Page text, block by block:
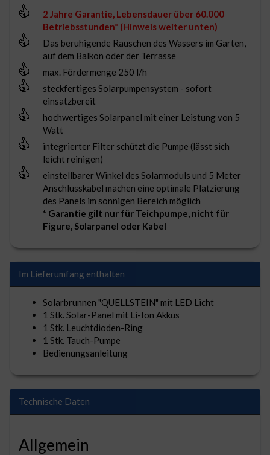
2 Jahre Garantie, Lebensdauer über 60.000
Betriebsstunden* (Hinweis weiter unten)
Das beruhigende Rauschen des Wassers im Garten,
auf dem Balkon oder der Terrasse
max. Fördermenge 250 l/h
steckfertiges Solarpumpensystem - sofort
einsatzbereit
hochwertiges Solarpanel mit einer Leistung von 5
Watt
integrierter Filter schützt die Pumpe (lässt sich
leicht reinigen)
einstellbarer Winkel des Solarmoduls und 5 Meter
Anschlusskabel machen eine optimale Platzierung
des Panels im sonnigen Bereich möglich
* Garantie gilt nur für Teichpumpe, nicht für
Figure, Solarpanel oder Kabel
Im Lieferumfang enthalten
Solarbrunnen "QUELLSTEIN" mit LED Licht
1 Stk. Solar-Panel mit Li-Ion Akkus
1 Stk. Leuchtdioden-Ring
1 Stk. Tauch-Pumpe
Bedienungsanleitung
Technische Daten
Allgemein